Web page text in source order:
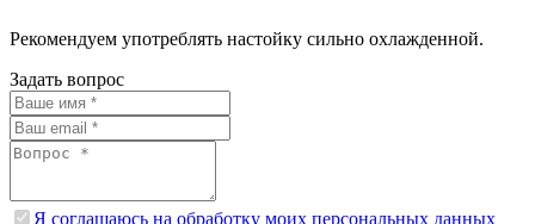
Рекомендуем употреблять настойку сильно охлажденной.
Задать вопрос
Я соглашаюсь на обработку моих персональных данных